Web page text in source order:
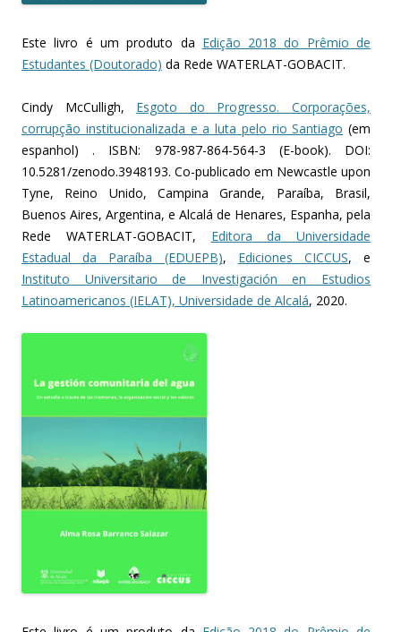
Este livro é um produto da Edição 2018 do Prêmio de
Estudantes (Doutorado) da Rede WATERLAT-GOBACIT.
Cindy McCulligh, Esgoto do Progresso. Corporações,
corrupção institucionalizada e a luta pelo rio Santiago (em
espanhol) . ISBN: 978-987-864-564-3 (E-book). DOI:
10.5281/zenodo.3948193. Co-publicado em Newcastle upon
Tyne, Reino Unido, Campina Grande, Paraíba, Brasil,
Buenos Aires, Argentina, e Alcalá de Henares, Espanha, pela
Rede WATERLAT-GOBACIT, Editora da Universidade
Estadual da Paraíba (EDUEPB), Ediciones CICCUS, e
Instituto Universitario de Investigación en Estudios
Latinoamericanos (IELAT), Universidade de Alcalá, 2020.